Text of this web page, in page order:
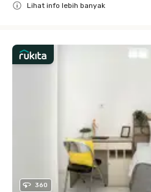
Lihat info lebih banyak
360